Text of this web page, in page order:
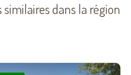
similaires dans la région